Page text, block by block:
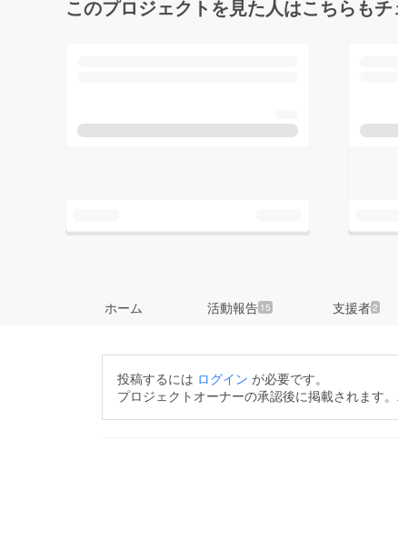
このプロジェクトを見た人はこちらも
ホーム 活動報告 15 支援者2
投稿するには ログイン が必要です。
プロジェクトオーナーの承認後に掲載されます